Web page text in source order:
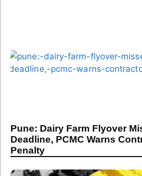
Pune: Dairy Farm Flyover
Deadline, PCMC Warns
Penalty